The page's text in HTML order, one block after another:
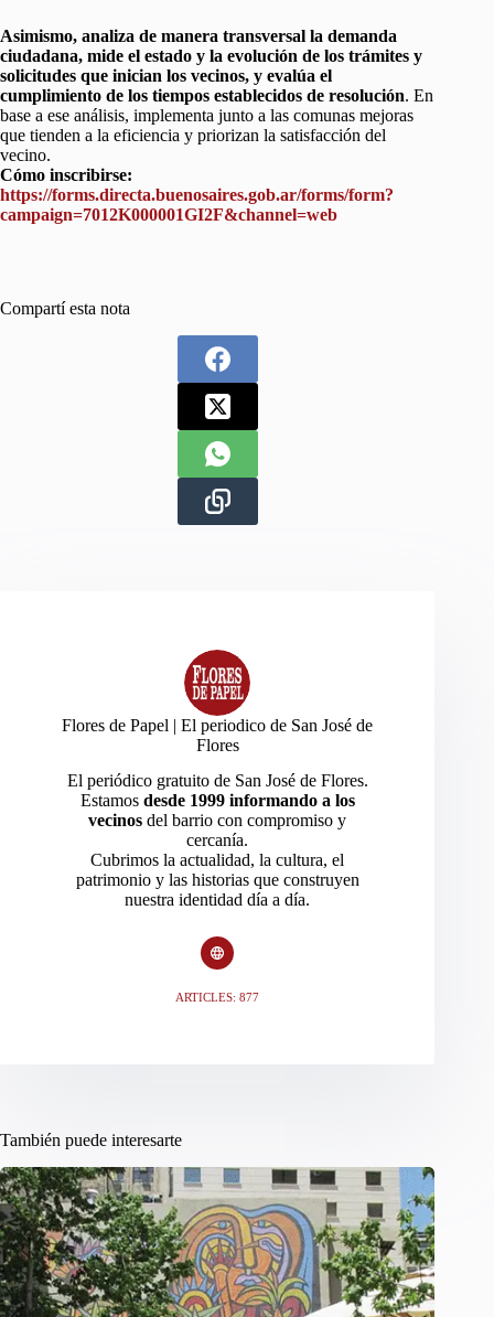
Asimismo, analiza de manera transversal la demanda
ciudadana, mide el estado y la evolución de los trámites y
solicitudes que inician los vecinos, y evalúa el
cumplimiento de los tiempos establecidos de resolución. En
base a ese análisis, implementa junto a las comunas mejoras
que tienden a la eficiencia y priorizan la satisfacción del
vecino.
Cómo inscribirse:
https://forms.directa.buenosaires.gob.ar/forms/form?
campaign=7012K000001GI2F&channel=web
Compartí esta nota
Flores de Papel | El periodico de San José de
Flores
El periódico gratuito de San José de Flores.
Estamos desde 1999 informando a los
vecinos del barrio con compromiso y
cercanía.
Cubrimos la actualidad, la cultura, el
patrimonio y las historias que construyen
nuestra identidad día a día.
ARTICLES: 877
También puede interesarte